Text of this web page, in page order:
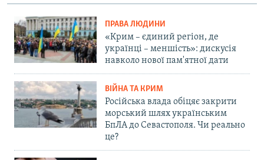
ПРАВА ЛЮДИНИ
«Крим – єдиний регіон, де
українці – меншість»: дискусія
навколо нової пам'ятної дати
ВІЙНА ТА КРИМ
Російська влада обіцяє закрити
морський шлях українським
БпЛА до Севастополя. Чи реально
це?